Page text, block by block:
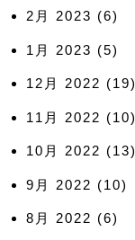
2月 2023 (6)
1月 2023 (5)
12月 2022 (19)
11月 2022 (10)
10月 2022 (13)
9月 2022 (10)
8月 2022 (6)